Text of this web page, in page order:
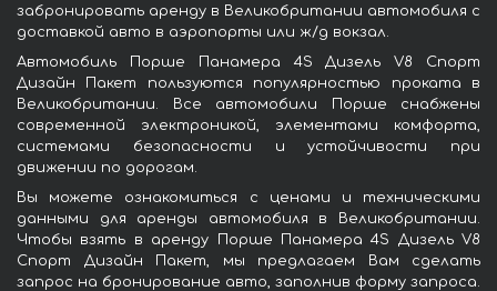
забронировать аренду в Великобритании автомобиля с
доставкой авто в аэропорты или ж/д вокзал.
Автомобиль Порше Панамера 4S Дизель V8 Спорт
Дизайн Пакет пользуются популярностью проката в
Великобритании. Все автомобили Порше снабжены
современной электроникой, элементами комфорта,
системами безопасности и устойчивости при
движении по дорогам.
Вы можете ознакомиться с ценами и техническими
данными для аренды автомобиля в Великобритании.
Чтобы взять в аренду Порше Панамера 4S Дизель V8
Спорт Дизайн Пакет, мы предлагаем Вам сделать
запрос на бронирование авто, заполнив форму запроса.